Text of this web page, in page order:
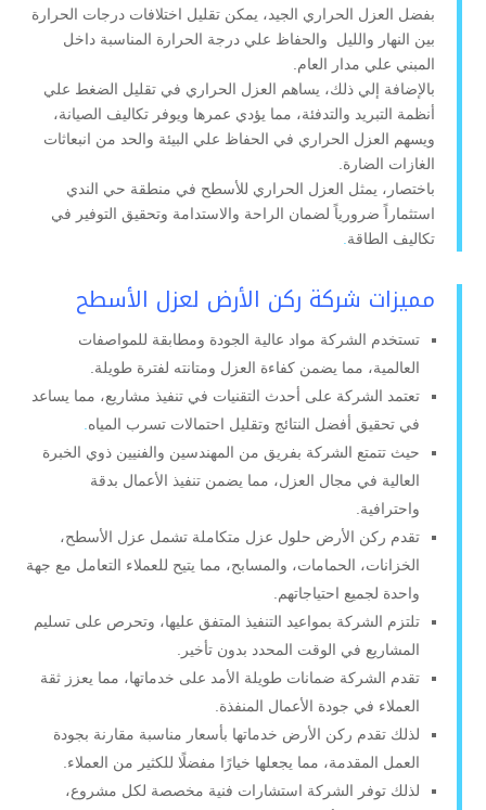
بفضل العزل الحراري الجيد، يمكن تقليل اختلافات درجات الحرارة
بين النهار والليل والحفاظ علي درجة الحرارة المناسبة داخل
المبني علي مدار العام.
بالإضافة إلي ذلك، يساهم العزل الحراري في تقليل الضغط علي
أنظمة التبريد والتدفئة، مما يؤدي عمرها ويوفر تكاليف الصيانة،
ويسهم العزل الحراري في الحفاظ علي البيئة والحد من انبعاثات
الغازات الضارة.
باختصار، يمثل العزل الحراري للأسطح في منطقة حي الندي
استثماراً ضرورياً لضمان الراحة والاستدامة وتحقيق التوفير في
تكاليف الطاقة.
مميزات شركة ركن الأرض لعزل الأسطح
تستخدم الشركة مواد عالية الجودة ومطابقة للمواصفات
العالمية، مما يضمن كفاءة العزل ومتانته لفترة طويلة.
تعتمد الشركة على أحدث التقنيات في تنفيذ مشاريع، مما يساعد
في تحقيق أفضل النتائج وتقليل احتمالات تسرب المياه.
حيث تتمتع الشركة بفريق من المهندسين والفنيين ذوي الخبرة
العالية في مجال العزل، مما يضمن تنفيذ الأعمال بدقة
واحترافية.
تقدم ركن الأرض حلول عزل متكاملة تشمل عزل الأسطح،
الخزانات، الحمامات، والمسابح، مما يتيح للعملاء التعامل مع جهة
واحدة لجميع احتياجاتهم.
تلتزم الشركة بمواعيد التنفيذ المتفق عليها، وتحرص على تسليم
المشاريع في الوقت المحدد بدون تأخير.
تقدم الشركة ضمانات طويلة الأمد على خدماتها، مما يعزز ثقة
العملاء في جودة الأعمال المنفذة.
لذلك تقدم ركن الأرض خدماتها بأسعار مناسبة مقارنة بجودة
العمل المقدمة، مما يجعلها خيارًا مفضلًا للكثير من العملاء.
لذلك توفر الشركة استشارات فنية مخصصة لكل مشروع،